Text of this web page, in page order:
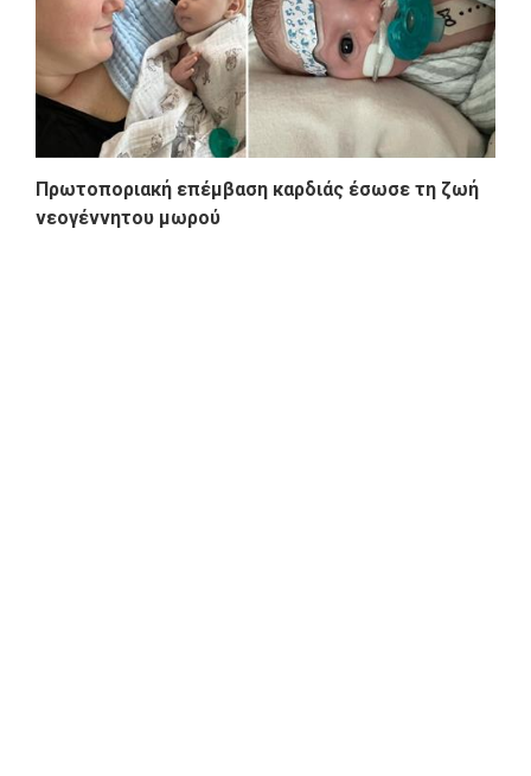
Πρωτοποριακή επέμβαση καρδιάς έσωσε τη ζωή
νεογέννητου μωρού